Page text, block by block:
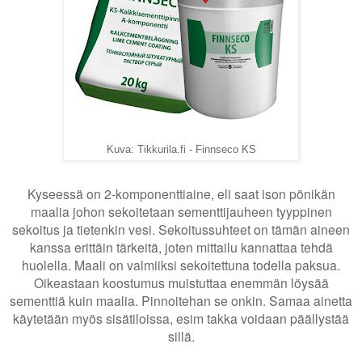
Kuva: Tikkurila.fi - Finnseco KS
Kyseessä on 2-komponenttiaine, eli saat ison pönikän
maalia johon sekoitetaan sementtijauheen tyyppinen
sekoitus ja tietenkin vesi. Sekoitussuhteet on tämän aineen
kanssa erittäin tärkeitä, joten mittailu kannattaa tehdä
huolella. Maali on valmiiksi sekoitettuna todella paksua.
Oikeastaan koostumus muistuttaa enemmän löysää
sementtiä kuin maalia. Pinnoitehan se onkin. Samaa ainetta
käytetään myös sisätiloissa, esim takka voidaan päällystää
sillä.